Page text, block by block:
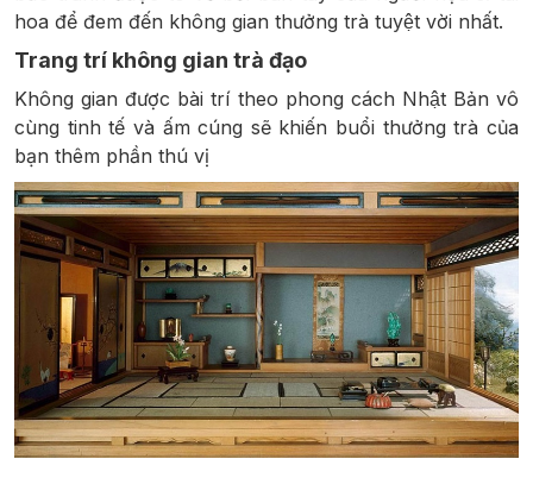
hoa để đem đến không gian thưởng trà tuyệt vời nhất.
Trang trí không gian trà đạo
Không gian được bài trí theo phong cách Nhật Bản vô
cùng tinh tế và ấm cúng sẽ khiến buổi thưởng trà của
bạn thêm phần thú vị